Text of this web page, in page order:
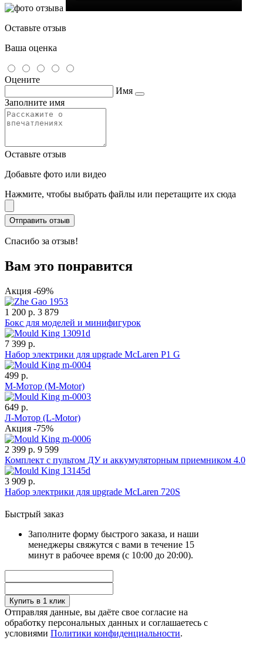
Оставьте отзыв
Ваша оценка
Оцените
Имя
Заполните имя
Оставьте отзыв
Добавьте фото или видео
Нажмите, чтобы выбрать файлы или перетащите их сюда
Спасибо за отзыв!
Вам это понравится
Акция -69%
1 200 р. 3 879
Бокс для моделей и минифигурок
7 399 р.
Набор электрики для upgrade McLaren P1 G
499 р.
М-Мотор (М-Motor)
649 р.
Л-Мотор (L-Motor)
Акция -75%
2 399 р. 9 599
Комплект с пультом ДУ и аккумуляторным приемником 4.0
3 909 р.
Набор электрики для upgrade McLaren 720S
Быстрый заказ
Заполните форму быстрого заказа, и наши
менеджеры свяжутся с вами в течение 15
минут в рабочее время (с 10:00 до 20:00).
Купить в 1 клик
Отправляя данные, вы даёте свое согласие на
обработку персональных данных и соглашаетесь с
условиями Политики конфиденциальности.